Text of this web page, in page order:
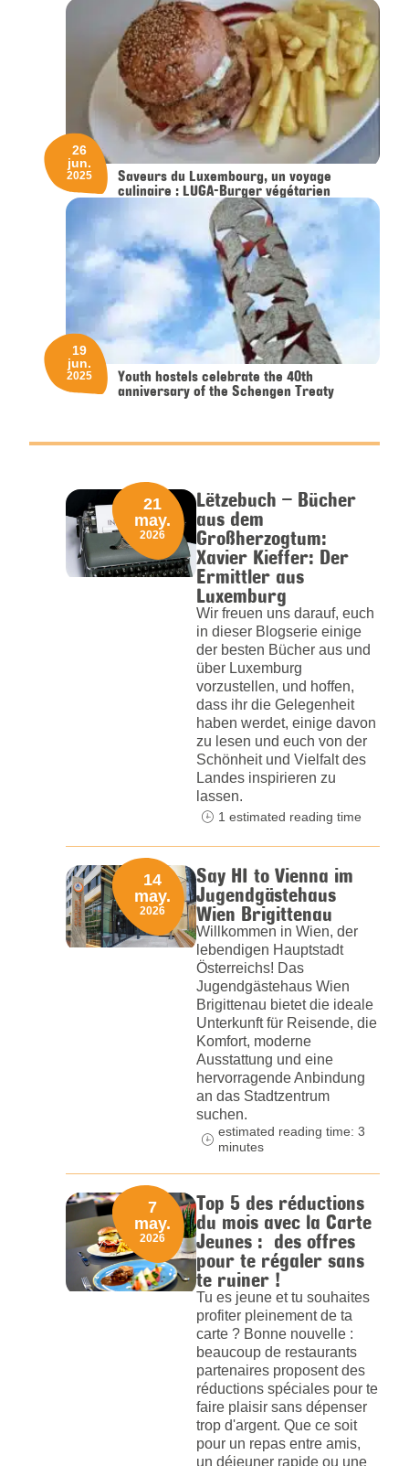
Saveurs du Luxembourg, un voyage
culinaire : LUGA-Burger végétarien
26
jun.
2025
Youth hostels celebrate the 40th
anniversary of the Schengen Treaty
19
jun.
2025
Lëtzebuch – Bücher
aus dem
Großherzogtum:
Xavier Kieffer: Der
Ermittler aus
Luxemburg
Wir freuen uns darauf, euch
in dieser Blogserie einige
der besten Bücher aus und
über Luxemburg
vorzustellen, und hoffen,
dass ihr die Gelegenheit
haben werdet, einige davon
zu lesen und euch von der
Schönheit und Vielfalt des
Landes inspirieren zu
lassen.
21
may.
2026
1 estimated reading time
Say HI to Vienna im
Jugendgästehaus
Wien Brigittenau
Willkommen in Wien, der
lebendigen Hauptstadt
Österreichs! Das
Jugendgästehaus Wien
Brigittenau bietet die ideale
Unterkunft für Reisende, die
Komfort, moderne
Ausstattung und eine
hervorragende Anbindung
an das Stadtzentrum
suchen.
14
may.
2026
estimated reading time: 3
minutes
Top 5 des réductions
du mois avec la Carte
Jeunes : des offres
pour te régaler sans
te ruiner !
Tu es jeune et tu souhaites
profiter pleinement de ta
carte ? Bonne nouvelle :
beaucoup de restaurants
partenaires proposent des
réductions spéciales pour te
faire plaisir sans dépenser
trop d'argent. Que ce soit
pour un repas entre amis,
un déjeuner rapide ou une
7
may.
2026